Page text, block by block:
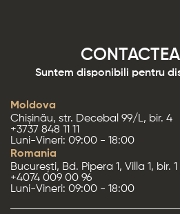
Suntem disponibili pentru
Moldova
Chișinău, str. Decebal 99/L, bir. 4
+3737 848 11 11
Luni-Vineri: 09:00 - 18:00
Romania
București, Bd. Pipera 1, Villa 1, bir. 1
+4074 009 00 96
Luni-Vineri: 09:00 - 18:00